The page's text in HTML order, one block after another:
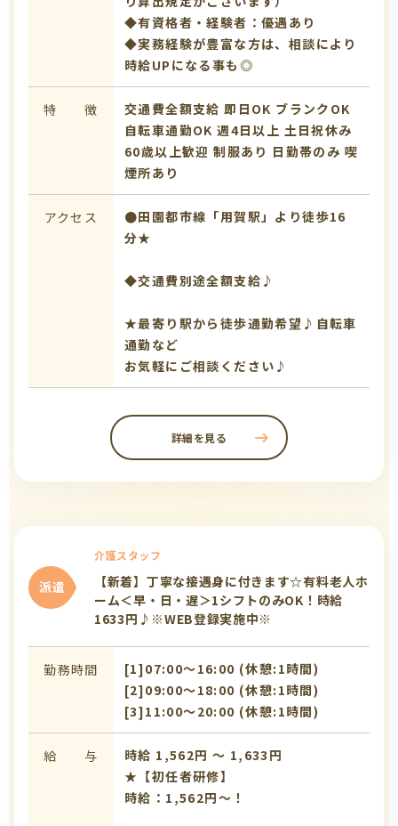
◆有資格者・経験者：優遇あり
◆実務経験が豊富な方は、相談により
時給UPになる事も◎
特 徴 交通費全額支給 即日OK ブランクOK
自転車通勤OK 週4日以上 土日祝休み
60歳以上歓迎 制服あり 日勤帯のみ 喫
煙所あり
アクセス
●田園都市線「用賀駅」より徒歩16
分★
◆交通費別途全額支給♪
★最寄り駅から徒歩通勤希望♪自転車
通勤など
お気軽にご相談ください♪
詳細を見る
派遣
介護スタッフ
【新着】丁寧な接遇身に付きます☆有料老人ホ
ーム＜早・日・遅＞1シフトのみOK！時給
1633円♪※WEB登録実施中※
勤務時間
[1]07:00〜16:00 (休憩:1時間)
[2]09:00〜18:00 (休憩:1時間)
[3]11:00〜20:00 (休憩:1時間)
給 与
時給 1,562円 〜 1,633円
★【初任者研修】
時給：1,562円～！